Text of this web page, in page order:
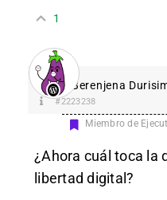
1
Berenjena
#2223238
Miembro de
¿Ahora cuál toca la
libertad digital?